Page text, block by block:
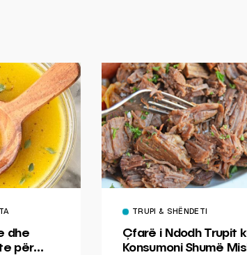
dhe
për
TRUPI & SHËNDETI
Çfarë i Ndodh Trupit
Konsumoni Shumë